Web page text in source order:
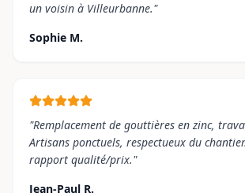
un voisin à Villeurbanne."
Sophie M.
"Remplacement de gouttières en zinc,
Artisans ponctuels, respectueux du
rapport qualité/prix."
Jean-Paul R.